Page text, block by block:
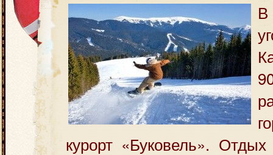
курорт «Буковель».